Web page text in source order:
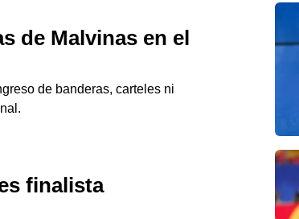
de Malvinas en el
de banderas, carteles ni
finalista